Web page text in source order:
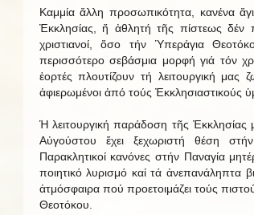
Καμμία ἄλλη προσωπικότητα, κανένα
Ἐκκλησίας, ἤ ἀθλητή τῆς πίστεως δέν
χριστιανοί, ὅσο τήν Ὑπεράγια
περισσότερο σεβάσμια μορφή γιά τόν
ἑορτές πλουτίζουν τή λειτουργική μας
ἀφιερωμένοι ἀπό τούς Ἐκκλησιαστικούς
Ἡ λειτουργική παράδοση τῆς
Αὐγούστου ἔχει ξεχωριστή θέση
Παρακλητικοί κανόνες στήν Παναγία
ποιητικό λυρισμό καί τά ἀνεπανάληπτα
ἀτμόσφαιρα πού προετοιμάζει τούς
Θεοτόκου.